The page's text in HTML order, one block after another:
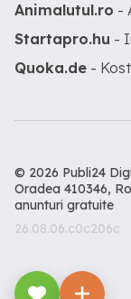
Animalutul.ro -
Startapro.hu -
Quoka.de -
© 2026 Publi24
Oradea 410346,
anunturi gratuite
26.08.06.c0c206c